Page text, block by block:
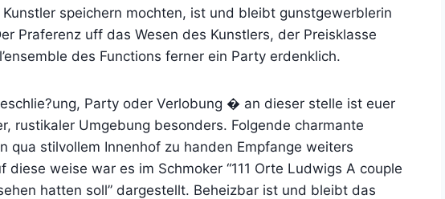
speichern mochten, ist und bleibt gunstgewerblerin
Praferenz uff das Wesen des Kunstlers, der Preisklasse
des Functions ferner ein Party erdenklich.
Party oder Verlobung � an dieser stelle ist euer
rustikaler Umgebung besonders. Folgende charmante
qua stilvollem Innenhof zu handen Empfange weiters
diese weise war es im Schmoker “111 Orte Ludwigs A couple
hatten soll” dargestellt. Beheizbar ist und bleibt das